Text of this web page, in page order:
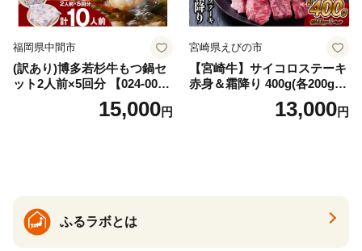
福岡県中間市
(訳あり)博多若杉牛もつ鍋セ
ット2人前×5回分 【024-002
15,000円
宮崎県えびの市
【宮崎牛】サイコロステーキ
赤身＆霜降り 400g(各200g×
１P 計2P) 真空パック 冷凍
13,000円
ふるラボとは